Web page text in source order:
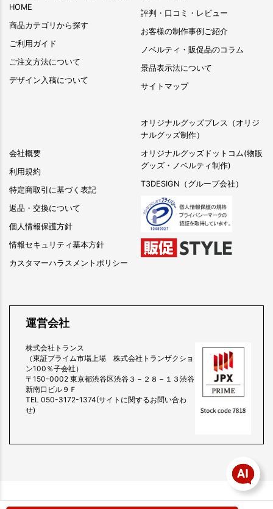
HOME
商品カテゴリから探す
ご利用ガイド
ご注文方法について
デザイン入稿について
会社概要
利用規約
特定商取引に基づく表記
返品・交換について
個人情報保護方針
情報セキュリティ基本方針
カスタマーハラスメントポリシー
評判・口コミ・レビュー
お客様の制作事例ご紹介
ノベルティ・販促品のコラム
景品表示法について
サイトマップ
オリジナルグッズプレス（オリジ
ナルグッズ制作）
オリジナルグッズドットコム(物販
グッズ・ノベルティ制作)
T3DESIGN（グループ会社）
運営会社
株式会社トランス
（東証プライム市場上場 株式会社トランザクショ
ン100％子会社）
〒150-0002 東京都渋谷区渋谷３－２８－１３渋谷
新南口ビル９Ｆ
TEL 050-3172-1374(サイトに関するお問い合わ
せ)